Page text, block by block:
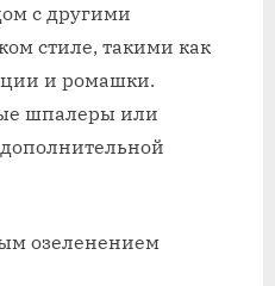
с другими
стиле, такими как
и ромашки.
шпалеры или
озеленением